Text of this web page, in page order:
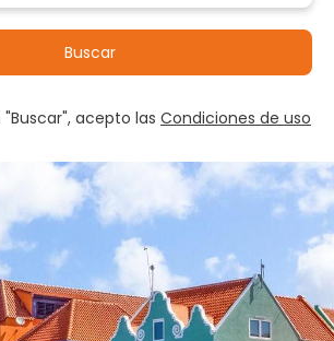
Buscar
acepto las Condiciones de uso